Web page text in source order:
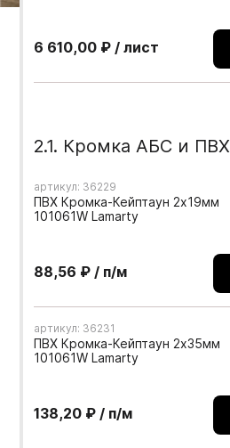
6 610,00 ₽ / лист
2.1. Кромка АБС и ПВХ
артикул: 36229
ПВХ Кромка-Кейптаун 2х19мм
101061W Lamarty
88,56 ₽ / п/м
артикул: 36231
ПВХ Кромка-Кейптаун 2х35мм
101061W Lamarty
138,20 ₽ / п/м